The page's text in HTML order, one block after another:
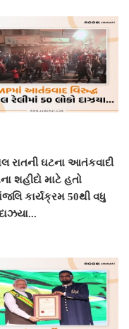
રાતની ઘટના આતંકવાદી
શહીદો માટે હતો
કાર્યક્રમ 50થી વધુ